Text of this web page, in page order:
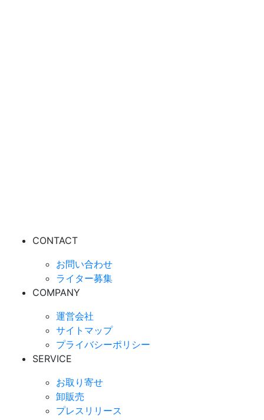
CONTACT
お問い合わせ
ライター募集
COMPANY
運営会社
サイトマップ
プライバシーポリシー
SERVICE
お取り寄せ
卸販売
プレスリリース